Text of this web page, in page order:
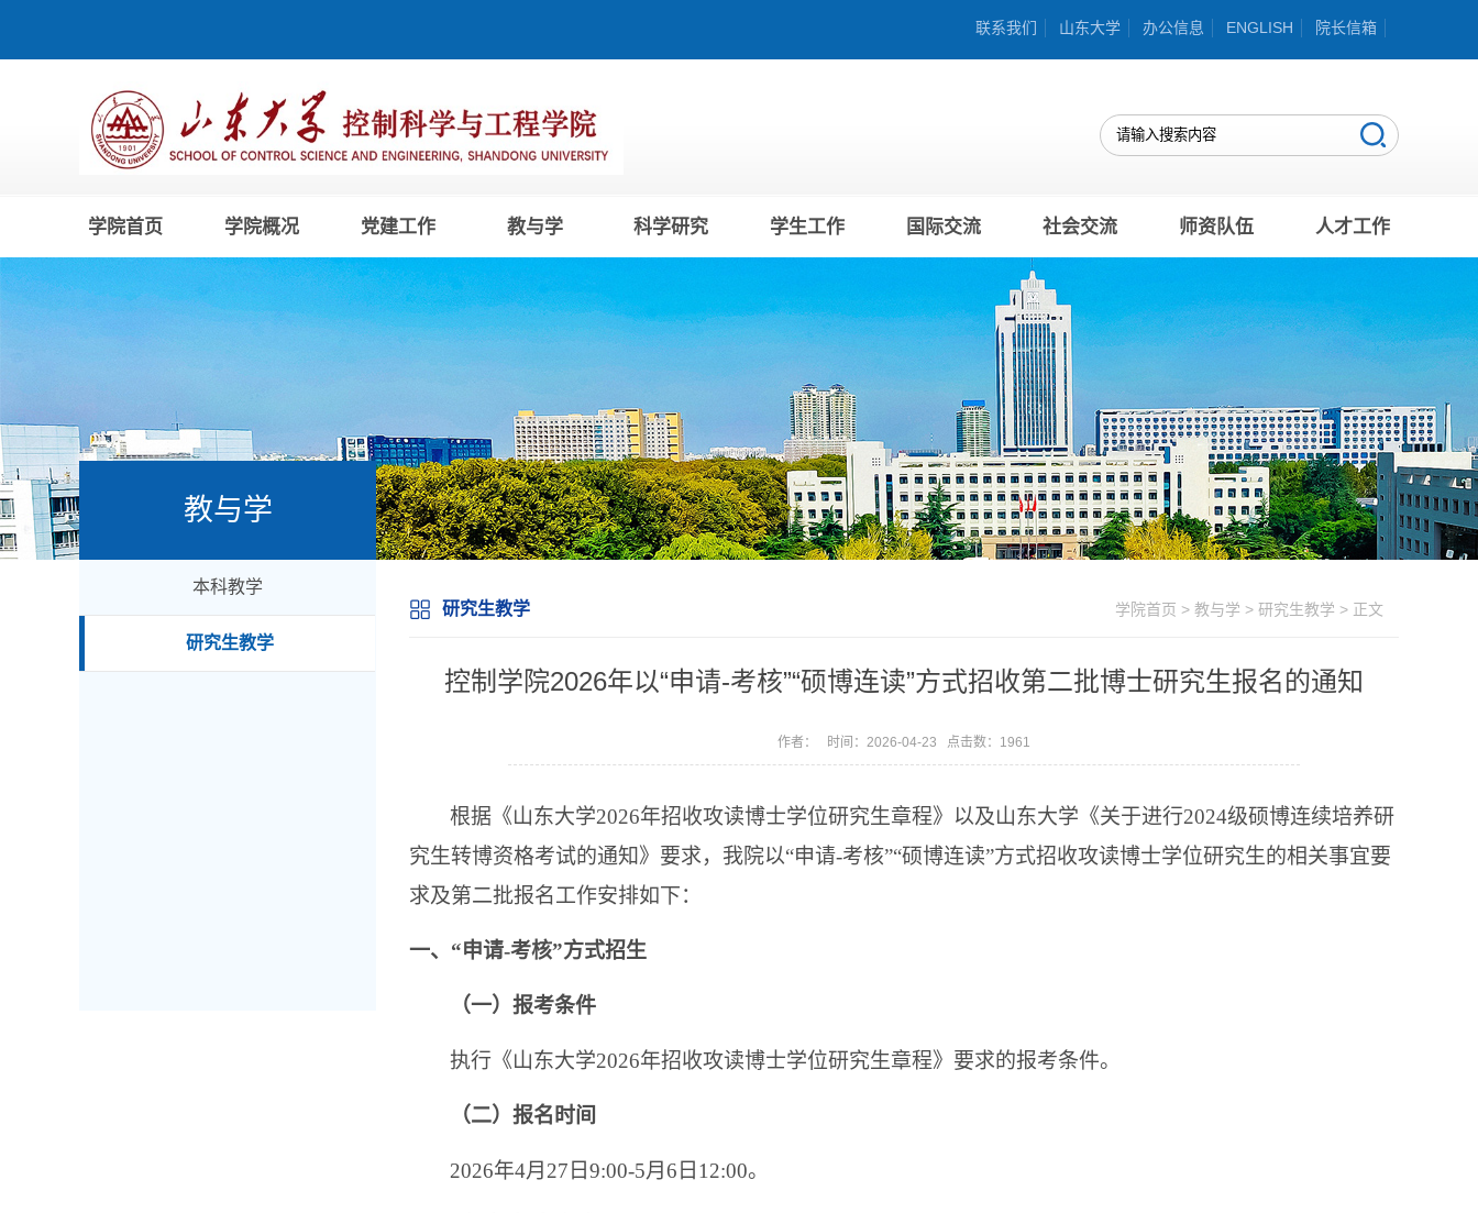
联系我们 山东大学 办公信息 ENGLISH 院长信箱
学院首页 学院概况 党建工作 教与学 科学研究 学生工作 国际交流 社会交流 师资队伍 人才工作
教与学
本科教学
研究生教学
研究生教学 学院首页 > 教与学 > 研究生教学 > 正文
控制学院2026年以“申请-考核”“硕博连读”方式招收第二批博士研究生报名的通知
作者： 时间：2026-04-23 点击数： 1961
根据《山东大学2026年招收攻读博士学位研究生章程》以及山东大学《关于进行2024级硕博连续培养研
究生转博资格考试的通知》要求，我院以“申请-考核”“硕博连读”方式招收攻读博士学位研究生的相关事宜要
求及第二批报名工作安排如下：
一、“申请-考核”方式招生
（一）报考条件
执行《山东大学2026年招收攻读博士学位研究生章程》要求的报考条件。
（二）报名时间
2026年4月 27 日9:00-5月 6 日 12:00。